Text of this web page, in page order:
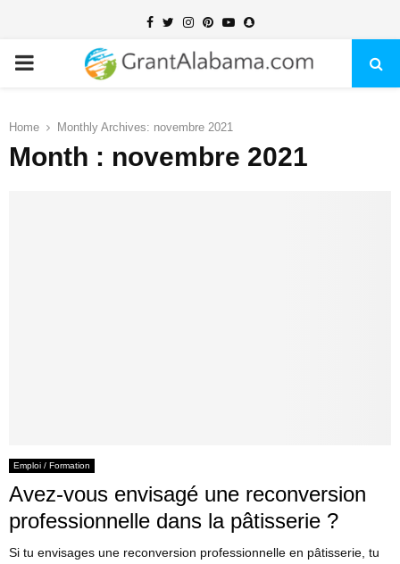
Facebook
TwitterInstagram
PinterestYoutubeSnapchat
PRIMARY
Home Monthly Archives: novembre 2021
Month : novembre 2021
Emploi / Formation
Avez-vous envisagé une reconversion
professionnelle dans la pâtisserie ?
Si tu envisages une reconversion professionnelle en pâtisserie, tu